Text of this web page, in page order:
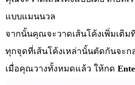
แบบแมนนวล
จากนั้นคุณจะวาดเส้นโค้งเพิ่มเติม
ทุกจุดที่เส้นโค้งเหล่านั้นตัดกันจะก
เมื่อคุณวางทั้งหมดแล้ว ให้กด